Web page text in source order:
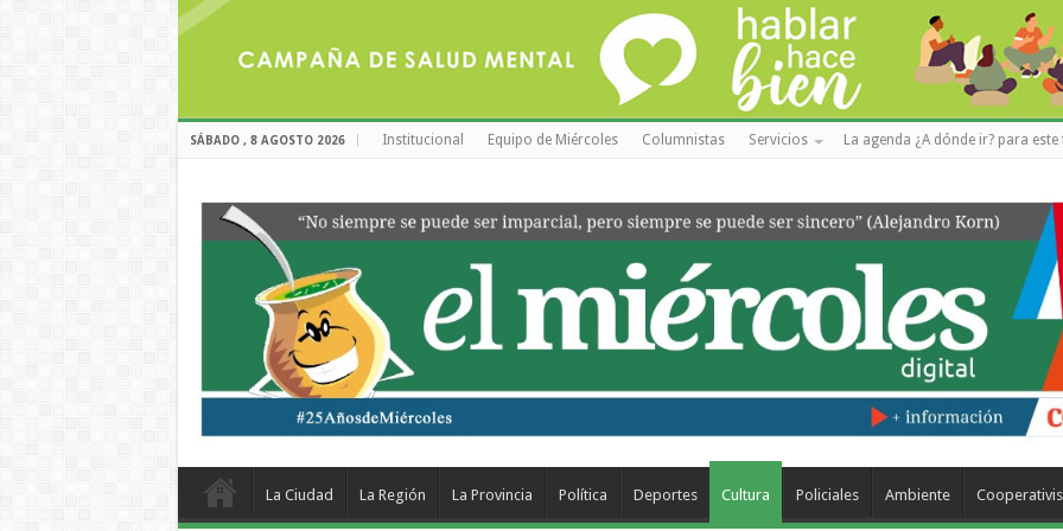
SÁBADO , 8 AGOSTO 2026 Institucional Equipo de Miércoles Columnistas Servicios La agenda ¿A dónde ir? para este
La Ciudad La Región La Provincia Política Deportes Cultura Policiales Ambiente